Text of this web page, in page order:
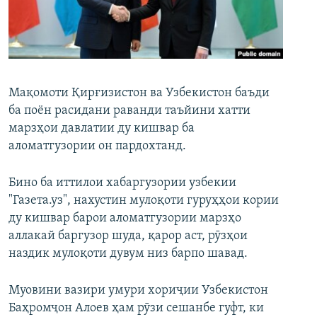
ГУЗОРИШҲОИ РАДИОӢ
Русский
Мақомоти Қирғизистон ва Узбекистон баъди
ба поён расидани раванди таъйини хатти
марзҳои давлатии ду кишвар ба
аломатгузории он пардохтанд.
Бино ба иттилои хабаргузории узбекии
"Газета.уз", нахустин мулоқоти гуруҳҳои кории
ду кишвар барои аломатгузории марзҳо
аллакай баргузор шуда, қарор аст, рӯзҳои
наздик мулоқоти дувум низ барпо шавад.
Муовини вазири умури хориҷии Узбекистон
Баҳромҷон Алоев ҳам рӯзи сешанбе гуфт, ки